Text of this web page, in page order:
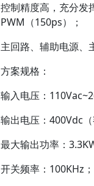
控制精度高，充分发
PWM（150ps）；
主回路、辅助电源、
方案规格：
输入电压：
输出电压：400Vdc
最大输出功率：
开关频率：100KHz；